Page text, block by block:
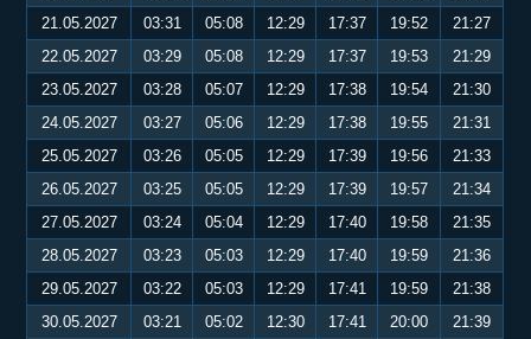
21.05.2027
03:31 05:08 12:29 17:37 19:52
21:27
22.05.2027
03:29 05:08 12:29 17:37 19:53
21:29
23.05.2027
03:28 05:07 12:29 17:38 19:54
21:30
24.05.2027
03:27 05:06 12:29 17:38 19:55
21:31
25.05.2027
03:26 05:05 12:29 17:39 19:56
21:33
26.05.2027
03:25 05:05 12:29 17:39 19:57
21:34
27.05.2027
03:24 05:04 12:29 17:40 19:58
21:35
28.05.2027
03:23 05:03 12:29 17:40 19:59
21:36
29.05.2027
03:22 05:03 12:29 17:41 19:59
21:38
30.05.2027
03:21 05:02 12:30 17:41 20:00
21:39